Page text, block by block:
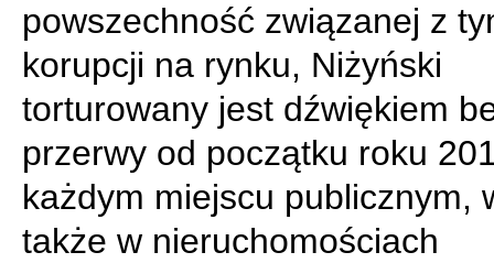
powszechność związanej z
korupcji na rynku, Niżyński
torturowany jest dźwiękiem
przerwy od początku roku
każdym miejscu publicznym,
także w nieruchomościach